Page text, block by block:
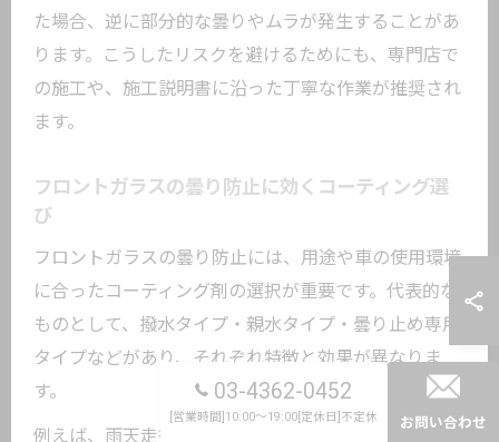
た場合、逆に部分的な曇りやムラが発生することがあ
ります。こうしたリスクを避けるためにも、専門店で
の施工や、施工説明書に沿った丁寧な作業が推奨され
ます。
フロントガラスの曇り防止に効くコーティング選
び
フロントガラスの曇り防止には、用途や車の使用環境
に合ったコーティング剤の選択が重要です。代表的な
ものとして、撥水タイプ・親水タイプ・曇り止め専用
タイプなどがあり、それぞれ特徴と効果が異なりま
す。
例えば、雨天走行が多い方には撥水タイプ、冬場の曇
03-4362-0452
[営業時間]10:00～19:00[定休日]不定休 お問い合わせ